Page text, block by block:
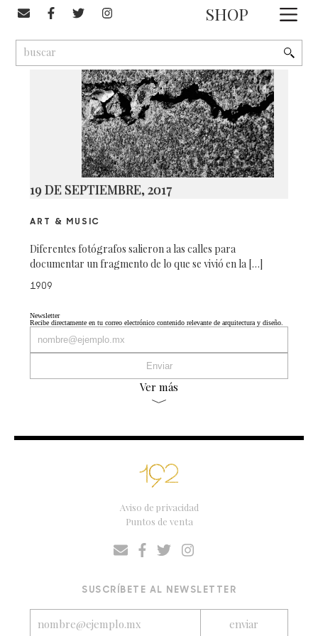
SHOP
19 DE SEPTIEMBRE, 2017
ART & MUSIC
Diferentes fotógrafos salieron a las calles para
documentar un fragmento de lo que se vivió en la […]
1909
Newsletter
Recibe directamente en tu correo electrónico contenido relevante de arquitectura y diseño.
Ver más
Aviso de privacidad
Puntos de venta
SUSCRÍBETE AL NEWSLETTER